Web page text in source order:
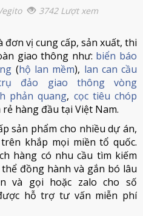
3742 Lượt xem
vị cung cấp, sản xuất, thi
giao thông như: biển báo
(hộ lan mềm), lan can cầu
đảo giao thông vòng
phản quang, cọc tiêu chóp
hàng đầu tại Việt Nam.
sản phẩm cho nhiều dự án,
khắp mọi miền tổ quốc.
hàng có nhu cầu tìm kiếm
đồng hành và gắn bó lâu
và gọi hoặc zalo cho số
hỗ trợ tư vấn miễn phí